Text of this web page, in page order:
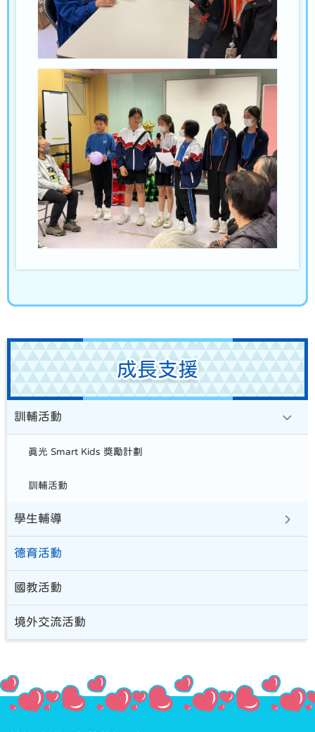
成長支援
訓輔活動
真光 Smart Kids 獎勵計劃
訓輔活動
學生輔導
德育活動
國教活動
境外交流活動